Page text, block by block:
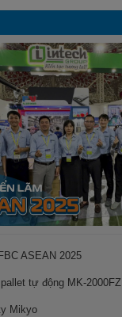
ASEAN 2025
tự động MK-2000FZ
Mikyo